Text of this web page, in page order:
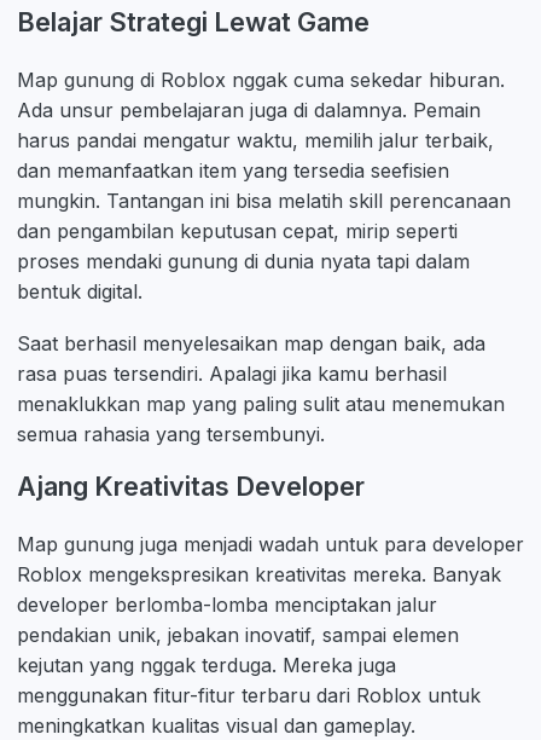
Belajar Strategi Lewat Game
Map gunung di Roblox nggak cuma sekedar hiburan.
Ada unsur pembelajaran juga di dalamnya. Pemain
harus pandai mengatur waktu, memilih jalur terbaik,
dan memanfaatkan item yang tersedia seefisien
mungkin. Tantangan ini bisa melatih skill perencanaan
dan pengambilan keputusan cepat, mirip seperti
proses mendaki gunung di dunia nyata tapi dalam
bentuk digital.
Saat berhasil menyelesaikan map dengan baik, ada
rasa puas tersendiri. Apalagi jika kamu berhasil
menaklukkan map yang paling sulit atau menemukan
semua rahasia yang tersembunyi.
Ajang Kreativitas Developer
Map gunung juga menjadi wadah untuk para developer
Roblox mengekspresikan kreativitas mereka. Banyak
developer berlomba-lomba menciptakan jalur
pendakian unik, jebakan inovatif, sampai elemen
kejutan yang nggak terduga. Mereka juga
menggunakan fitur-fitur terbaru dari Roblox untuk
meningkatkan kualitas visual dan gameplay.